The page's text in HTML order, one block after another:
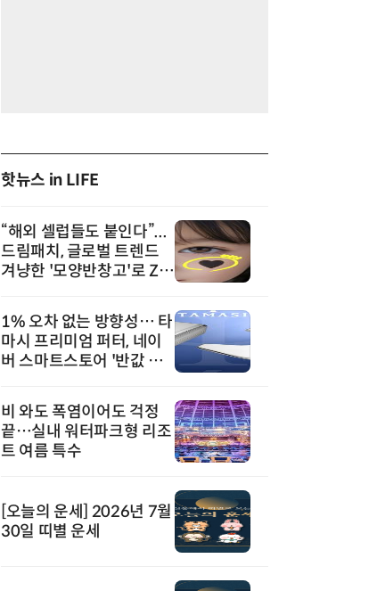
핫뉴스 in LIFE
“해외 셀럽들도 붙인다”...
드림패치, 글로벌 트렌드
겨냥한 '모양반창고'로 Z세
1% 오차 없는 방향성… 타
마시 프리미엄 퍼터, 네이
버 스마트스토어 '반값 할
비 와도 폭염이어도 걱정
끝…실내 워터파크형 리조
트 여름 특수
[오늘의 운세] 2026년 7월
30일 띠별 운세